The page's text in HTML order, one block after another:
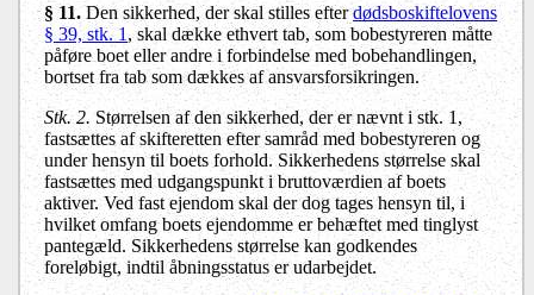
§ 11.Den sikkerhed, der skal stilles efterdødsboskiftelovens
§ 39, stk. 1, skal dække ethvert tab, som bobestyreren måtte
påføre boet eller andre i forbindelse med bobehandlingen,
bortset fra tab som dækkes af ansvarsforsikringen.
Stk. 2. Størrelsen af den sikkerhed, der er nævnt i stk. 1,
fastsættes af skifteretten efter samråd med bobestyreren og
under hensyn til boets forhold. Sikkerhedens størrelse skal
fastsættes med udgangspunkt i bruttoværdien af boets
aktiver. Ved fast ejendom skal der dog tages hensyn til, i
hvilket omfang boets ejendomme er behæftet med tinglyst
pantegæld. Sikkerhedens størrelse kan godkendes
foreløbigt, indtil åbningsstatus er udarbejdet.